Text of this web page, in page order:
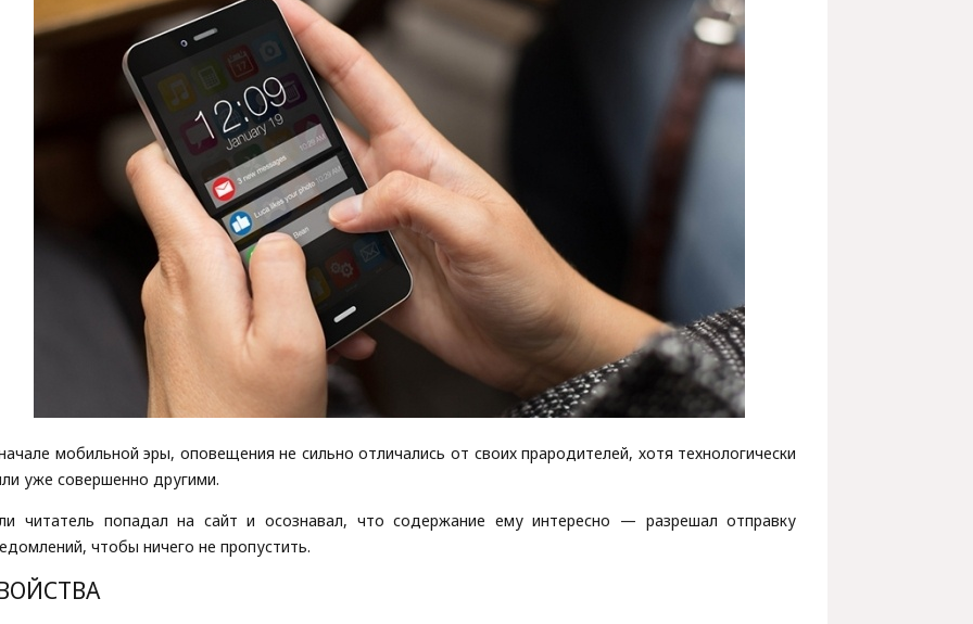
мобильной эры, оповещения не сильно отличались от своих прародителей, хотя технологически
уже совершенно другими.
читатель попадал на сайт и осознавал, что содержание ему интересно — разрешал отправку
чтобы ничего не пропустить.